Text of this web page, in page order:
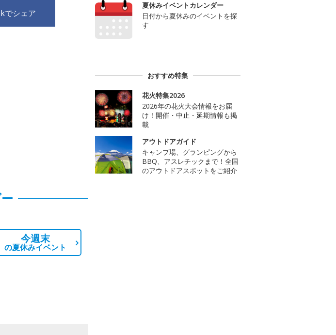
でシェア
今週末
の夏休みイベント
夏休みイベントカレンダー
日付から夏休みのイベントを探
す
おすすめ特集
花火特集2026
2026年の花火大会情報をお届
け！開催・中止・延期情報も掲
載
アウトドアガイド
キャンプ場、グランピングから
BBQ、アスレチックまで！全国
のアウトドアスポットをご紹介